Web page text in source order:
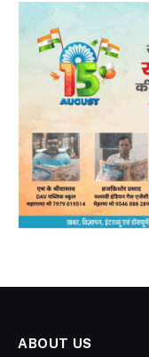
ABOUT US